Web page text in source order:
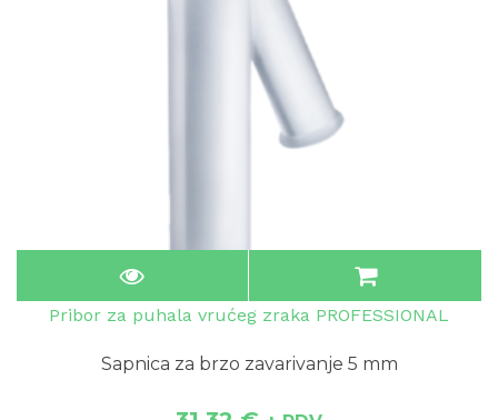
Pribor za puhala vrućeg zraka PROFESSIONAL
Sapnica za brzo zavarivanje 5 mm